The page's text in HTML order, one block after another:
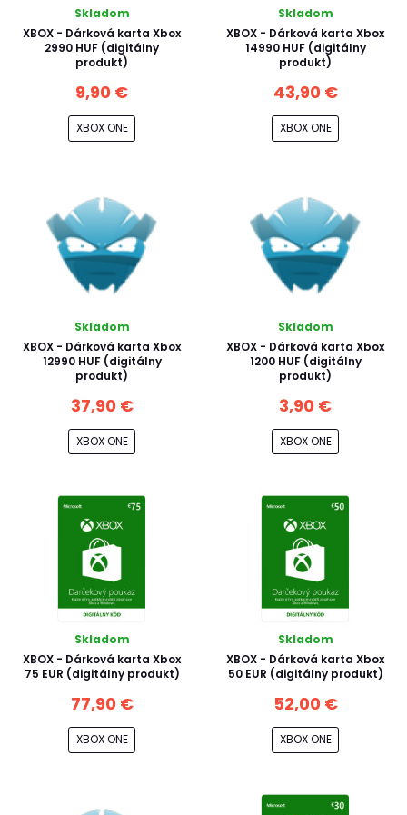
Skladom
XBOX - Dárková karta Xbox
2990 HUF (digitálny
produkt)
9,90 €
XBOX ONE
Skladom
XBOX - Dárková karta Xbox
14990 HUF (digitálny
produkt)
43,90 €
XBOX ONE
Skladom
XBOX - Dárková karta Xbox
12990 HUF (digitálny
produkt)
37,90 €
XBOX ONE
Skladom
XBOX - Dárková karta Xbox
1200 HUF (digitálny
produkt)
3,90 €
XBOX ONE
Skladom
XBOX - Dárková karta Xbox
75 EUR (digitálny produkt)
77,90 €
XBOX ONE
Skladom
XBOX - Dárková karta Xbox
50 EUR (digitálny produkt)
52,00 €
XBOX ONE